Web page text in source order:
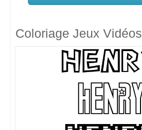
Coloriage Jeux Vidéos